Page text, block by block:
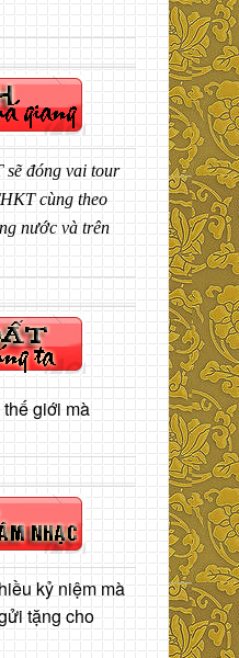
sẽ đóng vai tour
cùng theo
nước và trên
giới mà
kỷ niệm mà
tặng cho